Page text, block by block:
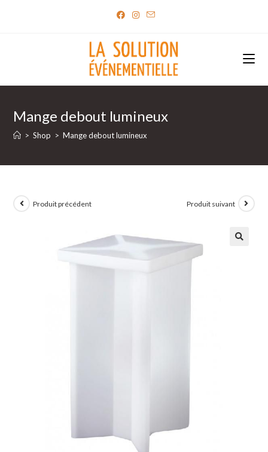
Mange debout lumineux
> Shop > Mange debout lumineux
Produit précédent Produit suivant